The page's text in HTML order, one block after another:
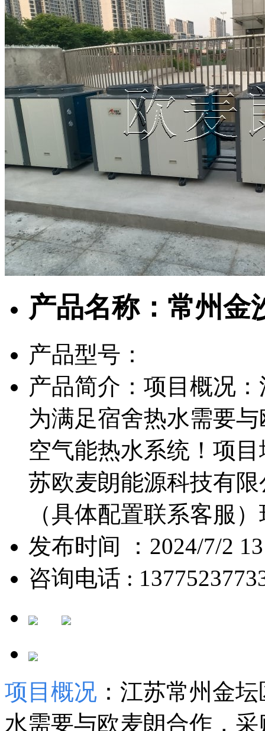
产品名称：常州金
产品型号：
产品简介：项目概况
为满足宿舍热水需要
空气能热水系统！项
苏欧麦朗能源科技有
（具体配置联系客服
发布时间 ：2024/7/2
咨询电话 :
项目概况 ：江苏常州金
水需要与欧麦朗合作，